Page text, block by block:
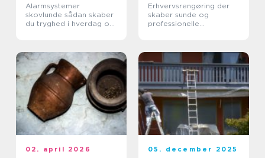
Alarmsystemer
skovlunde sådan skaber
du tryghed i hverdag og
Erhvervsrengøring der
skaber sunde og
professionelle
02. april 2026 05. december 2025